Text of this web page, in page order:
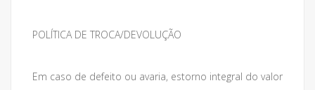
POLÍTICA DE TROCA/DEVOLUÇÃO
Em caso de defeito ou avaria, estorno integral do valor